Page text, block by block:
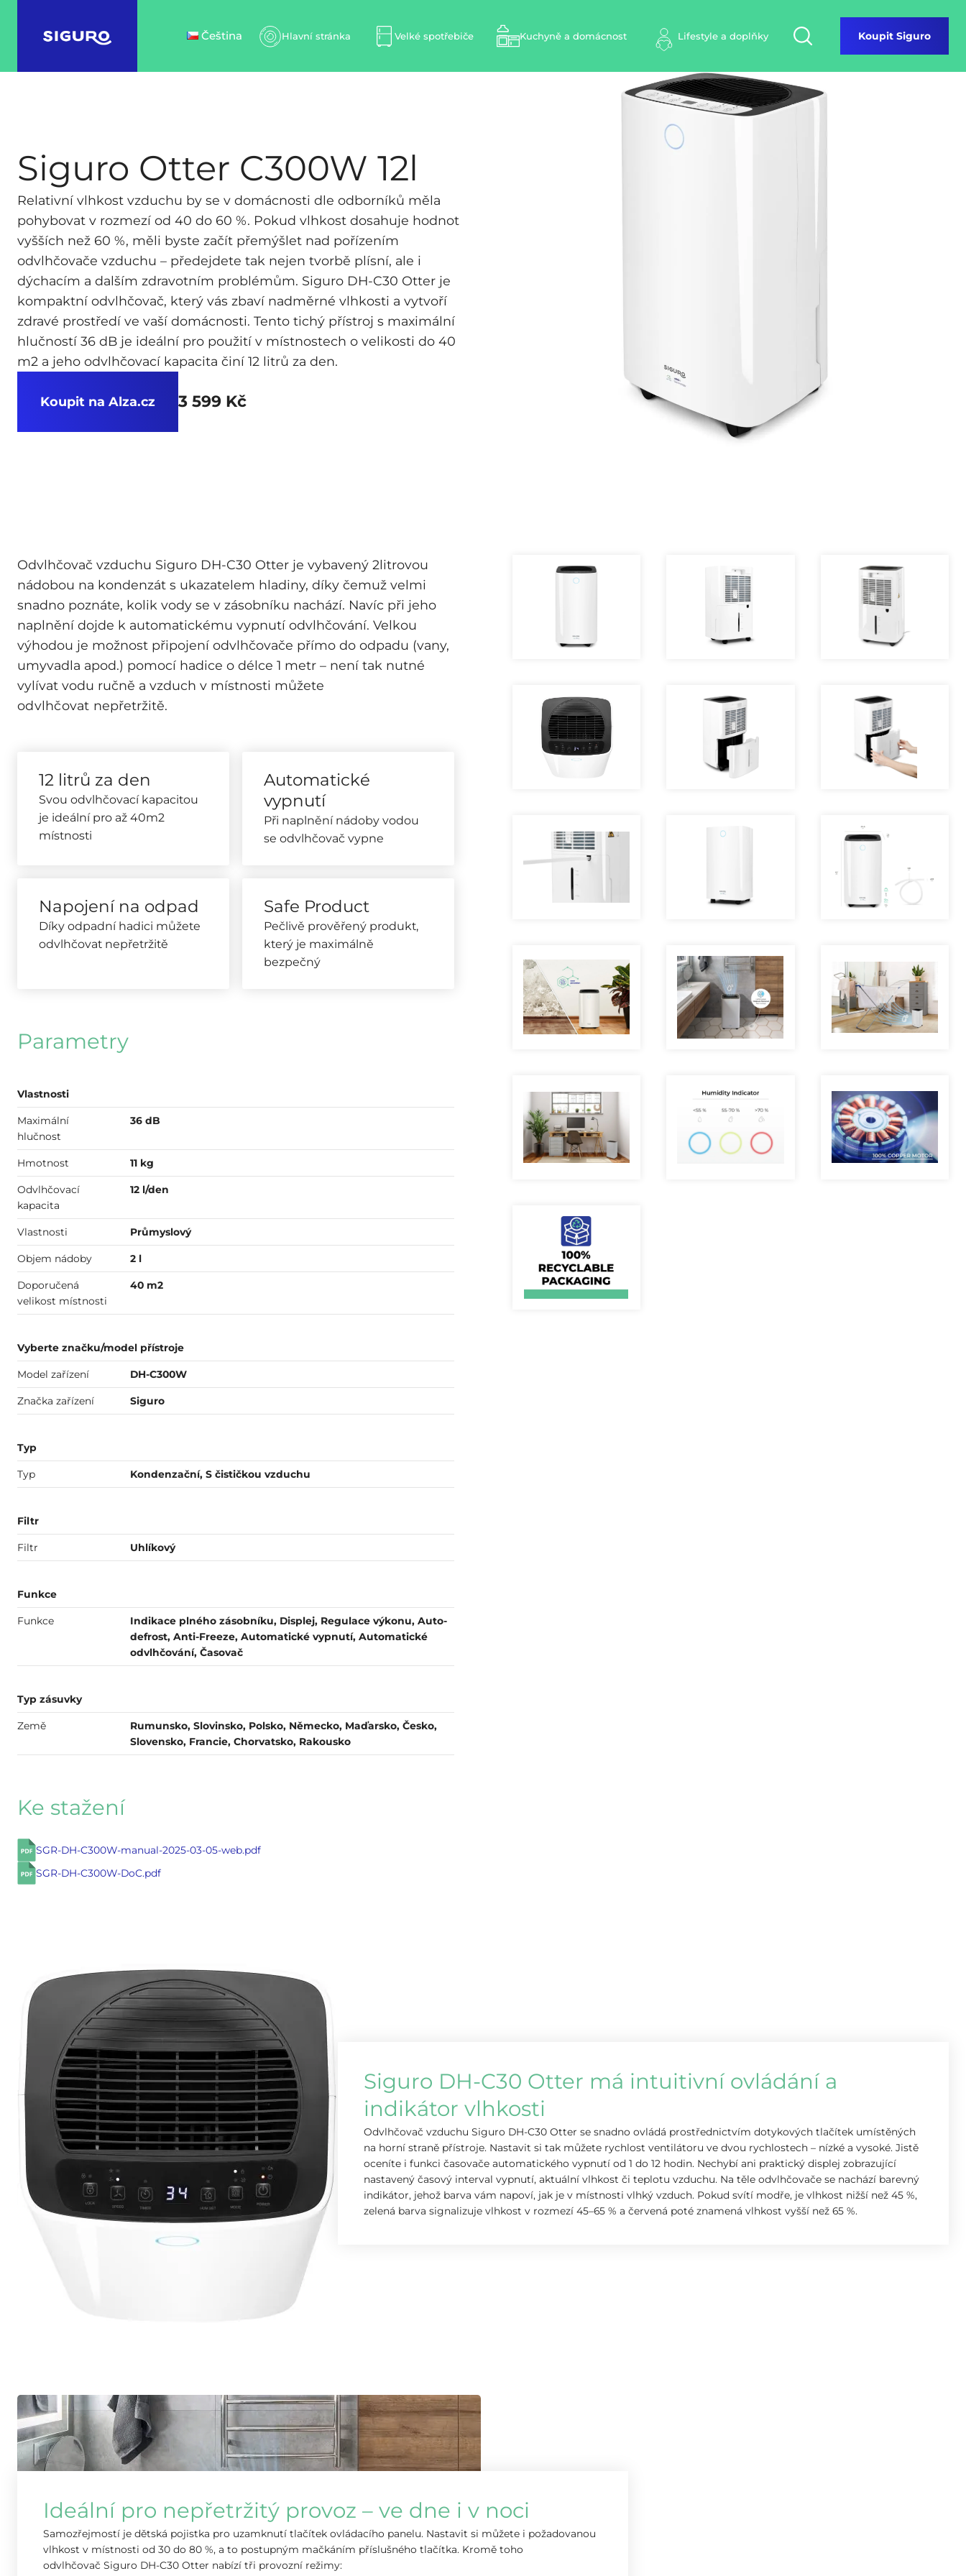
Čeština Hlavní stránka Velké spotřebiče Kuchyně a domácnost Lifestyle a doplňky Koupit Siguro
Siguro Otter C300W 12l
Relativní vlhkost vzduchu by se v domácnosti dle odborníků měla
pohybovat v rozmezí od 40 do 60 %. Pokud vlhkost dosahuje hodnot
vyšších než 60 %, měli byste začít přemýšlet nad pořízením
odvlhčovače vzduchu – předejdete tak nejen tvorbě plísní, ale i
dýchacím a dalším zdravotním problémům. Siguro DH-C30 Otter je
kompaktní odvlhčovač, který vás zbaví nadměrné vlhkosti a vytvoří
zdravé prostředí ve vaší domácnosti. Tento tichý přístroj s maximální
hlučností 36 dB je ideální pro použití v místnostech o velikosti do 40
m2 a jeho odvlhčovací kapacita činí 12 litrů za den.
Koupit na Alza.cz 3 599 Kč
Odvlhčovač vzduchu Siguro DH-C30 Otter je vybavený 2litrovou
nádobou na kondenzát s ukazatelem hladiny, díky čemuž velmi
snadno poznáte, kolik vody se v zásobníku nachází. Navíc při jeho
naplnění dojde k automatickému vypnutí odvlhčování. Velkou
výhodou je možnost připojení odvlhčovače přímo do odpadu (vany,
umyvadla apod.) pomocí hadice o délce 1 metr – není tak nutné
vylívat vodu ručně a vzduch v místnosti můžete
odvlhčovat nepřetržitě.
12 litrů za den
Svou odvlhčovací kapacitou
je ideální pro až 40m2
místnosti
Automatické
vypnutí
Při naplnění nádoby vodou
se odvlhčovač vypne
Napojení na odpad
Díky odpadní hadici můžete
odvlhčovat nepřetržitě
Safe Product
Pečlivě prověřený produkt,
který je maximálně
bezpečný
Parametry
Vlastnosti
Maximální
hlučnost
36 dB
Hmotnost 11 kg
Odvlhčovací
kapacita
12 l/den
Vlastnosti Průmyslový
Objem nádoby 2 l
Doporučená
velikost místnosti
40 m2
Vyberte značku/model přístroje
Model zařízení DH-C300W
Značka zařízení Siguro
Typ
Typ Kondenzační, S čističkou vzduchu
Filtr
Filtr Uhlíkový
Funkce
Funkce
Indikace plného zásobníku, Displej, Regulace výkonu, Auto-
defrost, Anti-Freeze, Automatické vypnutí, Automatické
odvlhčování, Časovač
Typ zásuvky
Země
Rumunsko, Slovinsko, Polsko, Německo, Maďarsko, Česko,
Slovensko, Francie, Chorvatsko, Rakousko
Ke stažení
SGR-DH-C300W-manual-2025-03-05-web.pdf
SGR-DH-C300W-DoC.pdf
Siguro DH-C30 Otter má intuitivní ovládání a
indikátor vlhkosti
Odvlhčovač vzduchu Siguro DH-C30 Otter se snadno ovládá prostřednictvím dotykových tlačítek umístěných
na horní straně přístroje. Nastavit si tak můžete rychlost ventilátoru ve dvou rychlostech – nízké a vysoké. Jistě
oceníte i funkci časovače automatického vypnutí od 1 do 12 hodin. Nechybí ani praktický displej zobrazující
nastavený časový interval vypnutí, aktuální vlhkost či teplotu vzduchu. Na těle odvlhčovače se nachází barevný
indikátor, jehož barva vám napoví, jak je v místnosti vlhký vzduch. Pokud svítí modře, je vlhkost nižší než 45 %,
zelená barva signalizuje vlhkost v rozmezí 45–65 % a červená poté znamená vlhkost vyšší než 65 %.
Ideální pro nepřetržitý provoz – ve dne i v noci
Samozřejmostí je dětská pojistka pro uzamknutí tlačítek ovládacího panelu. Nastavit si můžete i požadovanou
vlhkost v místnosti od 30 do 80 %, a to postupným mačkáním příslušného tlačítka. Kromě toho
odvlhčovač Siguro DH-C30 Otter nabízí tři provozní režimy: